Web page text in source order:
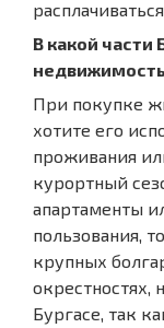
В какой части
При покупке
хотите его
проживания
курортный
апартаменты
пользования,
крупных
окрестностях,
Бургасе, так